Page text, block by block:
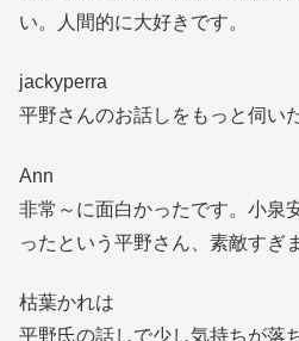
い。人間的に大好きです。
jackyperra
平野さんのお話しをもっと伺い
Ann
非常～に面白かったです。小泉
ったという平野さん、素敵すぎ
枯葉かれは
平野氏の話しで少し気持ちが落